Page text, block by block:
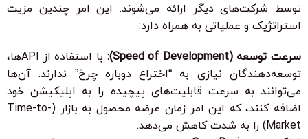
توسط شرکت‌های دیگر ارائه می‌شوند. این امر چندین مزیت
استراتژیک و عملیاتی به همراه دارد:
سرعت توسعه (Speed of Development):
با استفاده از APIها،
توسعه‌دهندگان نیازی به “اختراع دوباره چرخ” ندارند. آن‌ها
می‌توانند به سرعت قابلیت‌های پیچیده را به اپلیکیشن خود
اضافه کنند، که این امر زمان عرضه محصول به بازار (Time-to-
Market) را به شدت کاهش می‌دهد.